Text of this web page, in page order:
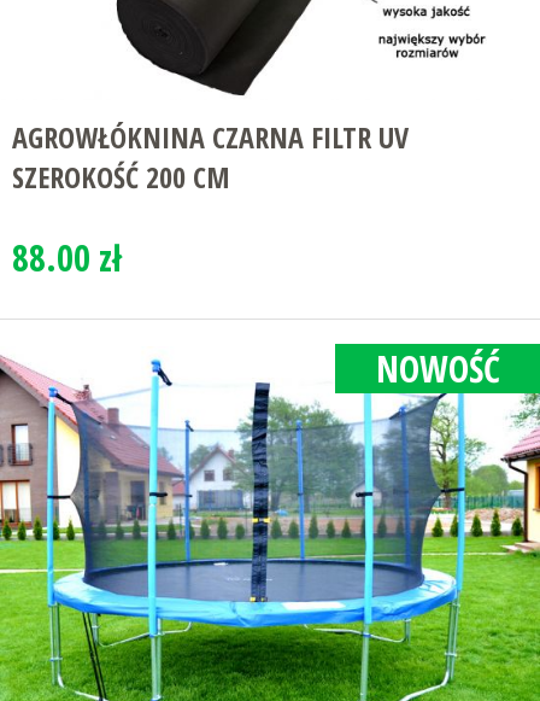
AGROWŁÓKNINA CZARNA FILTR UV
SZEROKOŚĆ 200 CM
88.00 zł
NOWOŚĆ